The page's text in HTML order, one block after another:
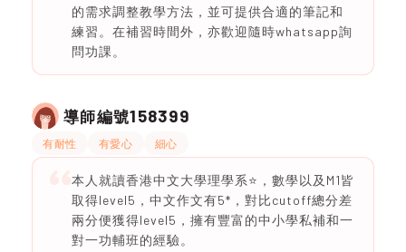
的需求調整教學方法，並可提供合適的筆記和
練習。在補習時間外，亦歡迎隨時whatsapp詢
問功課。
導師編號158399
有耐性 有愛心 細心
本人就讀香港中文大學理學系⭐️，數學以及M1皆
取得level5，中文作文有5*，對比cutoff總分差
兩分便獲得level5，擁有豐富的中小學私補和一
對一功輔班的經驗。